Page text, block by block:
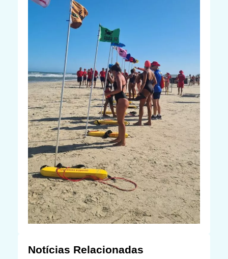
Notícias Relacionadas